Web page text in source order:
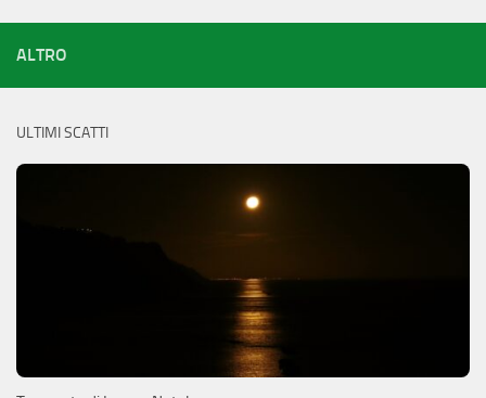
ALTRO
ULTIMI SCATTI